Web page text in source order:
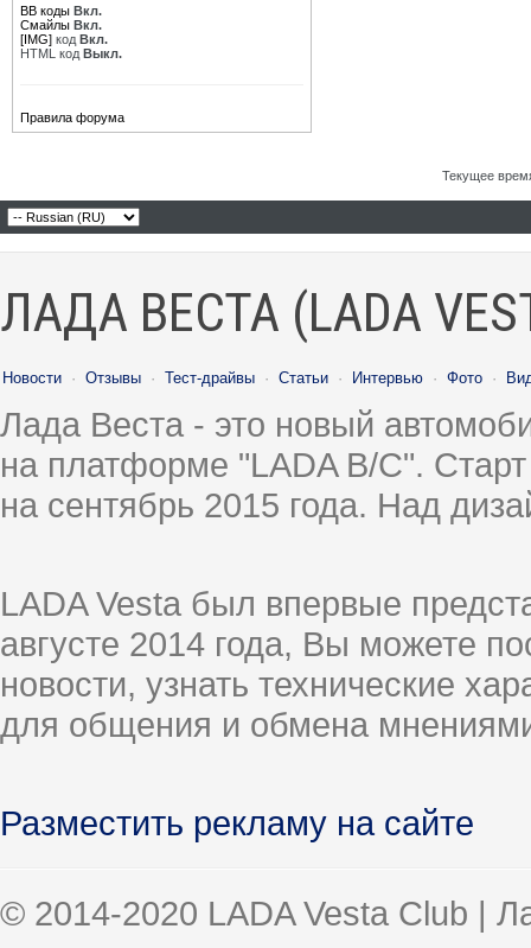
BB коды Вкл.
Смайлы Вкл.
[IMG] код Вкл.
HTML код Выкл.
Правила форума
Текущее
ЛАДА ВЕСТА (LADA
Новости · Отзывы · Тест-драйвы · Статьи · Интервью · Фото ·
Лада Веста - это новый
на платформе "LADA B/C".
на сентябрь 2015 года. Над
LADA Vesta был впервые
августе 2014 года, Вы можете
новости, узнать технические
для общения и обмена
Разместить рекламу на сайте
© 2014-2020 LADA Vesta Club |